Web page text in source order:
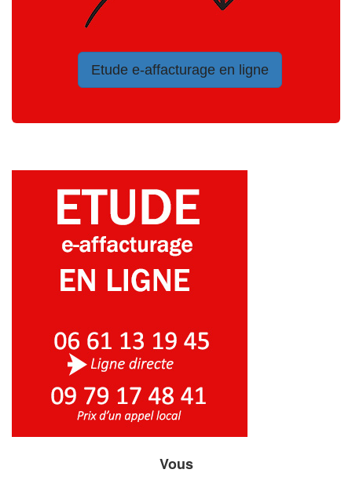
Etude e-affacturage en ligne
Vous